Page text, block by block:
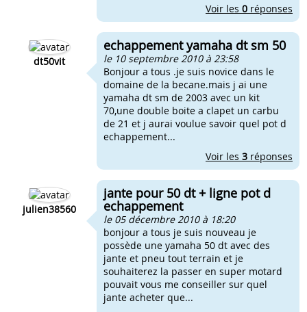
Voir les 0 réponses
dt50vit
echappement yamaha dt sm 50
le 10 septembre 2010 à 23:58
Bonjour a tous .je suis novice dans le
domaine de la becane.mais j ai une
yamaha dt sm de 2003 avec un kit
70,une double boite a clapet un carbu
de 21 et j aurai voulue savoir quel pot d
echappement...
Voir les 3 réponses
julien38560
jante pour 50 dt + ligne pot d
echappement
le 05 décembre 2010 à 18:20
bonjour a tous je suis nouveau je
possède une yamaha 50 dt avec des
jante et pneu tout terrain et je
souhaiterez la passer en super motard
pouvait vous me conseiller sur quel
jante acheter que...